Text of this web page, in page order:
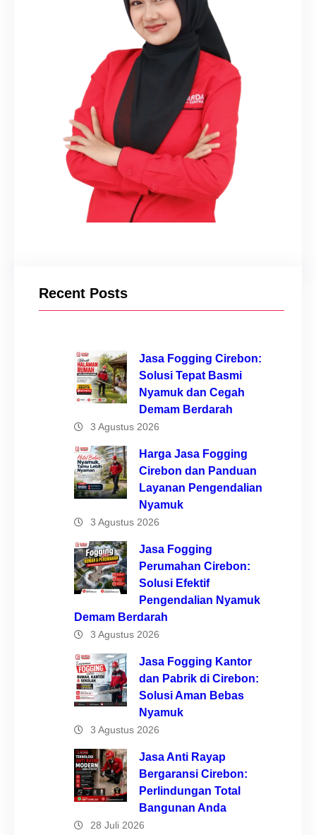
Recent Posts
Jasa Fogging Cirebon:
Solusi Tepat Basmi
Nyamuk dan Cegah
Demam Berdarah
3 Agustus 2026
Harga Jasa Fogging
Cirebon dan Panduan
Layanan Pengendalian
Nyamuk
3 Agustus 2026
Jasa Fogging
Perumahan Cirebon:
Solusi Efektif
Pengendalian Nyamuk
Demam Berdarah
3 Agustus 2026
Jasa Fogging Kantor
dan Pabrik di Cirebon:
Solusi Aman Bebas
Nyamuk
3 Agustus 2026
Jasa Anti Rayap
Bergaransi Cirebon:
Perlindungan Total
Bangunan Anda
28 Juli 2026